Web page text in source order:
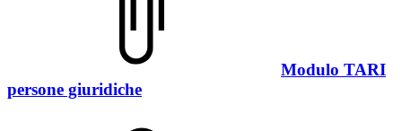
Modulo TARI
persone giuridiche